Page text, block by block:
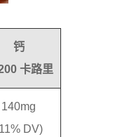
钙
卡路里
140mg
DV)